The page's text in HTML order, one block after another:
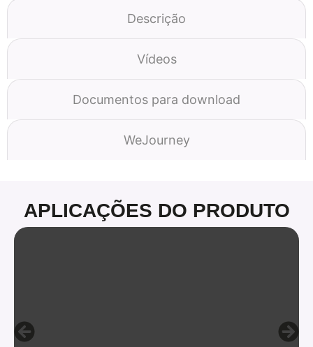
Descrição
Vídeos
Documentos para download
WeJourney
APLICAÇÕES DO PRODUTO